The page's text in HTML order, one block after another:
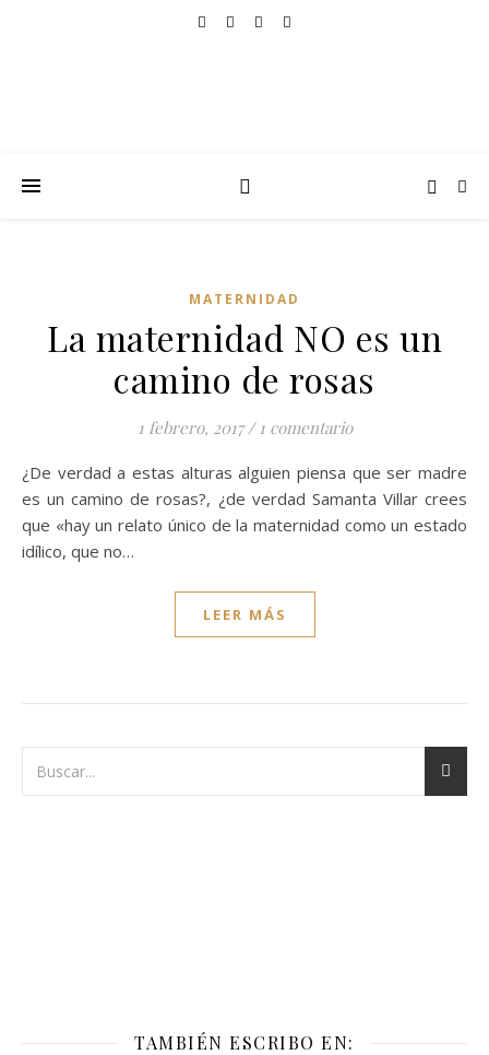
MATERNIDAD
La maternidad NO es un
camino de rosas
1 febrero, 2017 / 1 comentario
¿De verdad a estas alturas alguien piensa que ser madre
es un camino de rosas?, ¿de verdad Samanta Villar crees
que «hay un relato único de la maternidad como un estado
idílico, que no…
LEER MÁS
TAMBIÉN ESCRIBO EN: